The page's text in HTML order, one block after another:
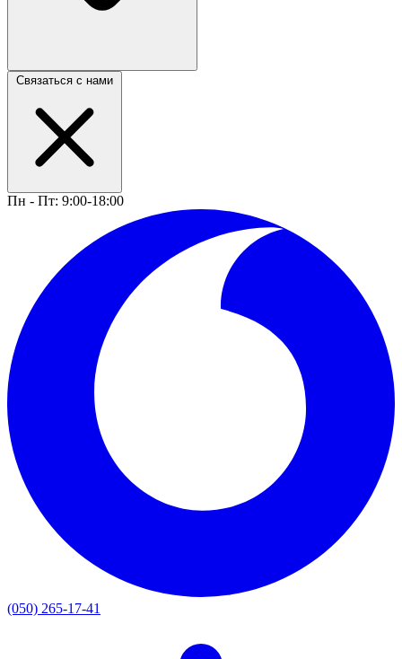
Связаться с нами
Пн - Пт: 9:00-18:00
(050) 265-17-41